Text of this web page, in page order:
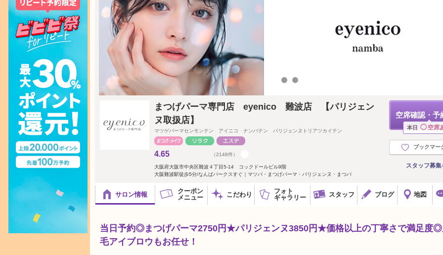
空席確認・予
本日 ◯ 空席
ブックマー
スタッフ募集
まつげパーマ専門店 eyenico 難波店 【パリジェン
ヌ取扱店】
マツゲパーマセンモンテン アイニコ ナンバテン パリジェンヌトリアツカイテン
4.65 （2148件）
大阪府大阪市中央区難波４丁目5-14 コックドールビル9階
大阪難波駅徒歩5分/なんばパークスすぐ｜マツパ・まつげパーマ・パリジェンヌ・まつパ
サロン情報
クーポン
メニュー
こだわり
フォト
ギャラリー
スタッフ ブログ 地図
当日予約◎まつげパーマ2750円★パリジェンヌ3850円★価格以上の丁寧さで満足度
毛アイブロウもお任せ！